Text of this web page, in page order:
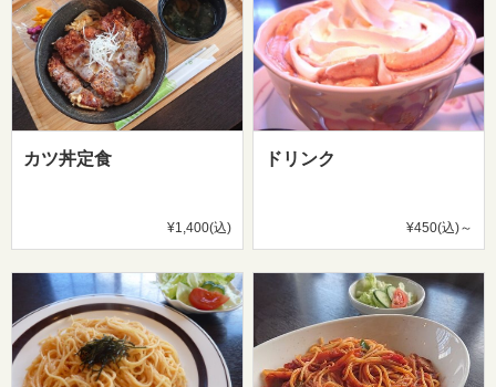
カツ丼定食
¥1,400(込)
ドリンク
¥450(込)～